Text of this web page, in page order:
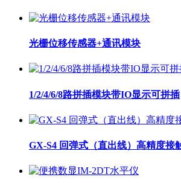
光栅位移传感器+通讯模块
1/2/4/6/8路拼插模块带IO显示可拼插
GX-S4 回弹式（直出线）高精度接